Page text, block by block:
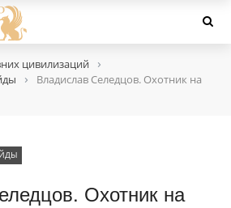
цивилизаций ›
›
Владислав Селедцов. Охотник на
Охотник на